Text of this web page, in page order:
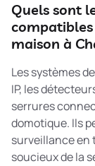
Quels sont
maison à
Les systèmes
IP, les
serrures
domotique. Ils
surveillance en
soucieux de la